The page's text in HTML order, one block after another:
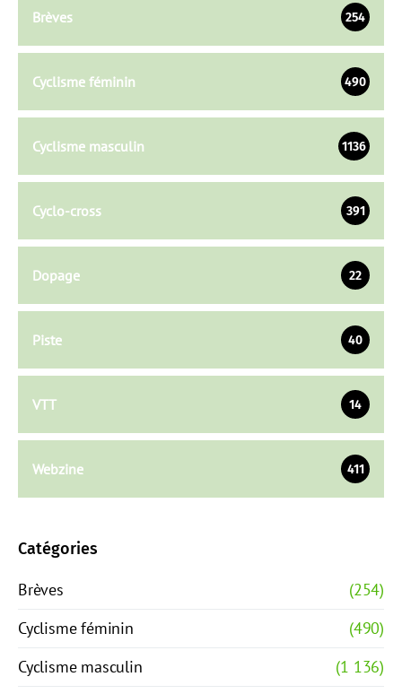
Brèves 254
Cyclisme féminin 490
Cyclisme masculin 1136
Cyclo-cross 391
Dopage 22
Piste 40
VTT 14
Webzine 411
Catégories
Brèves
(254)
Cyclisme féminin
(490)
Cyclisme masculin
(1 136)